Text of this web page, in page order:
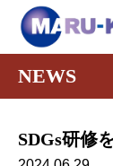
NEWS
SDGs研修